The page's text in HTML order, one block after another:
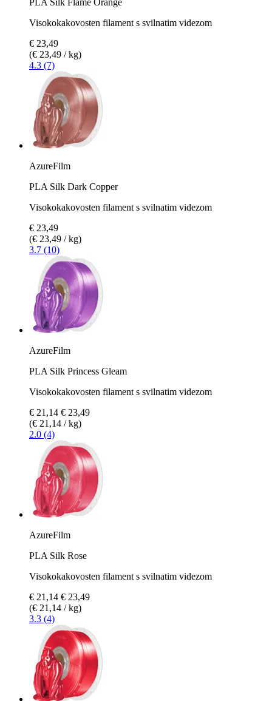
Visokokakovosten filament s svilnatim videzom
€ 23,49
(€ 23,49 / kg)
4.3 (7)
AzureFilm
PLA Silk Dark Copper
Visokokakovosten filament s svilnatim videzom
€ 23,49
(€ 23,49 / kg)
3.7 (10)
AzureFilm
PLA Silk Princess Gleam
Visokokakovosten filament s svilnatim videzom
€ 21,14 € 23,49
(€ 21,14 / kg)
2.0 (4)
AzureFilm
PLA Silk Rose
Visokokakovosten filament s svilnatim videzom
€ 21,14 € 23,49
(€ 21,14 / kg)
3.3 (4)